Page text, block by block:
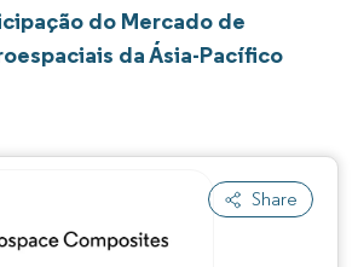
do Mercado de
da Ásia-Pacífico
Share